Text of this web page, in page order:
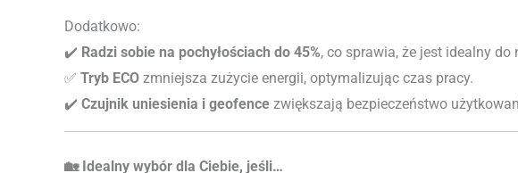
Dodatkowo:
✔️ Radzi sobie na pochyłościach do 45%, co sprawia, że jest idealny do
✅ Tryb ECO zmniejsza zużycie energii, optymalizując czas pracy.
✔️ Czujnik uniesienia i geofence zwiększają bezpieczeństwo
🏡 Idealny wybór dla Ciebie, jeśli…